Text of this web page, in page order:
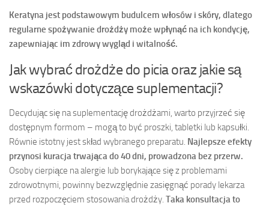
Keratyna jest podstawowym budulcem włosów i skóry, dlatego
regularne spożywanie drożdży może wpłynąć na ich kondycję,
zapewniając im zdrowy wygląd i witalność.
Jak wybrać drożdże do picia oraz jakie są
wskazówki dotyczące suplementacji?
Decydując się na suplementację drożdżami, warto przyjrzeć się
dostępnym formom – mogą to być proszki, tabletki lub kapsułki.
Równie istotny jest skład wybranego preparatu. Najlepsze efekty
przynosi kuracja trwająca do 40 dni, prowadzona bez przerw.
Osoby cierpiące na alergie lub borykające się z problemami
zdrowotnymi, powinny bezwzględnie zasięgnąć porady lekarza
przed rozpoczęciem stosowania drożdży. Taka konsultacja to